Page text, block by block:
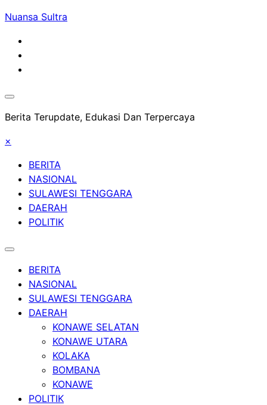
Skip
content
Nuansa Sultra
Berita Terupdate, Edukasi Dan Terpercaya
×
BERITA
NASIONAL
SULAWESI TENGGARA
DAERAH
POLITIK
BERITA
NASIONAL
SULAWESI TENGGARA
DAERAH
KONAWE SELATAN
KONAWE UTARA
KOLAKA
BOMBANA
KONAWE
POLITIK